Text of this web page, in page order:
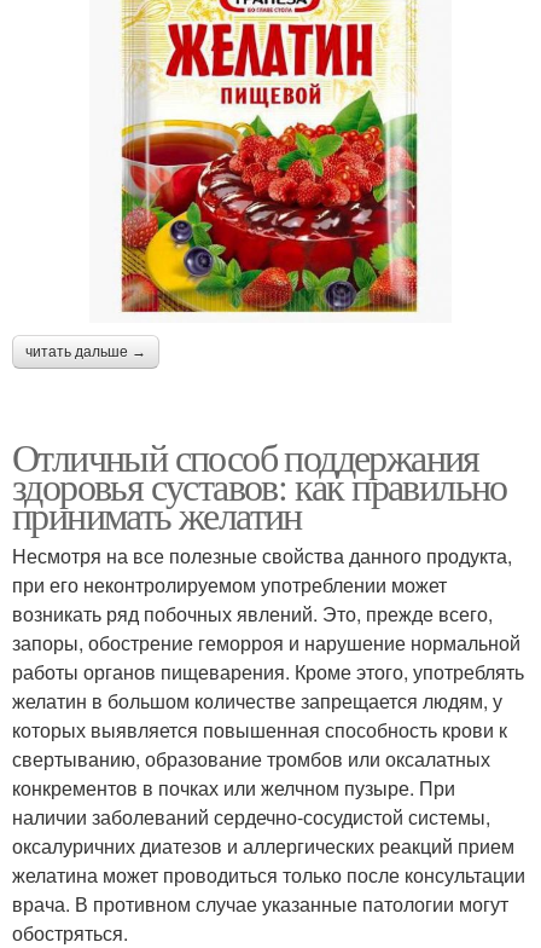
читать дальше →
Отличный способ поддержания
здоровья суставов: как правильно
принимать желатин
Несмотря на все полезные свойства данного продукта,
при его неконтролируемом употреблении может
возникать ряд побочных явлений. Это, прежде всего,
запоры, обострение геморроя и нарушение нормальной
работы органов пищеварения. Кроме этого, употреблять
желатин в большом количестве запрещается людям, у
которых выявляется повышенная способность крови к
свертыванию, образование тромбов или оксалатных
конкрементов в почках или желчном пузыре. При
наличии заболеваний сердечно-сосудистой системы,
оксалуричних диатезов и аллергических реакций прием
желатина может проводиться только после консультации
врача. В противном случае указанные патологии могут
обостряться.